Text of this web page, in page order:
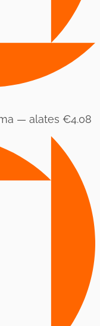
— alates €4.08